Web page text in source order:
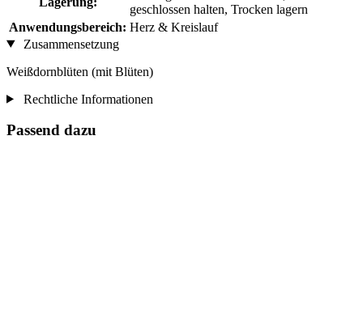
geschlossen halten, Trocken lagern
Anwendungsbereich: Herz & Kreislauf
Zusammensetzung
Weißdornblüten (mit Blüten)
Rechtliche Informationen
Passend dazu